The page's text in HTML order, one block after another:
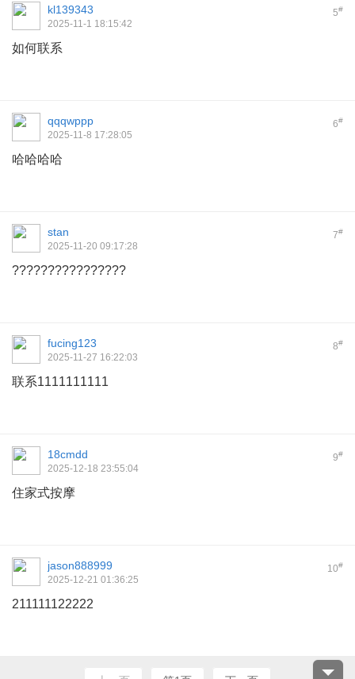
5#
kl139343
2025-11-1 18:15:42
如何联系
6#
qqqwppp
2025-11-8 17:28:05
哈哈哈哈
7#
stan
2025-11-20 09:17:28
????????????????
8#
fucing123
2025-11-27 16:22:03
联系1111111111
9#
18cmdd
2025-12-18 23:55:04
住家式按摩
10#
jason888999
2025-12-21 01:36:25
211111122222